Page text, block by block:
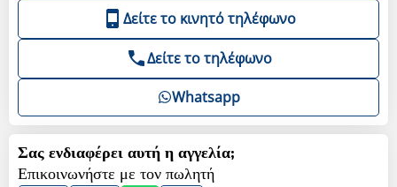
Δείτε το κινητό τηλέφωνο
Δείτε το τηλέφωνο
Whatsapp
Σας ενδιαφέρει αυτή η αγγελία;
Επικοινωνήστε με τον πωλητή